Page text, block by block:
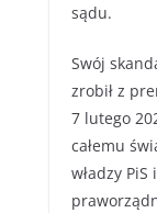
sądu.
Swój
zrobił z
7 lutego
całemu
władzy